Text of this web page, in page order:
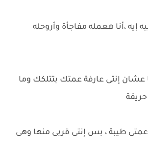
إيه ،أنا هعمله مفاجأة وأروحله
عشان إنتى عارفة عمتك بتتلكك وما
طيبة ، بس إنتى قربى منها وهى